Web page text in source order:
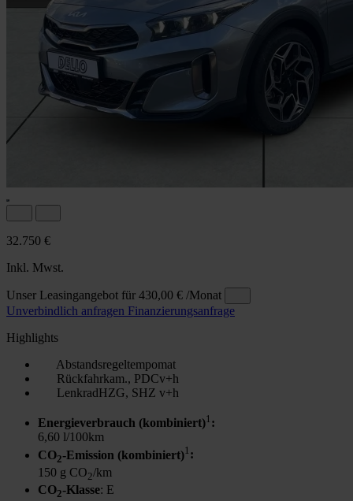
32.750 €
Inkl. Mwst.
Unser Leasingangebot für 430,00 € /Monat
Unverbindlich anfragen Finanzierungsanfrage
Highlights
Abstandsregeltempomat
Rückfahrkam., PDCv+h
LenkradHZG, SHZ v+h
Energieverbrauch (kombiniert)1 :
6,60 l/100km
CO2-Emission (kombiniert)1 :
150 g CO2/km
CO2-Klasse: E